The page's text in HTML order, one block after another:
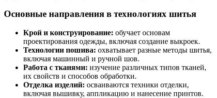
Основные направления в технологиях шитья
Крой и конструирование: обучает основам
проектирования одежды, включая создание выкроек.
Технологии пошива: охватывает разные методы шитья,
включая машинный и ручной шов.
Работа с тканями: изучение различных типов тканей,
их свойств и способов обработки.
Отделка изделий: осваиваются техники отделки,
включая вышивку, аппликацию и нанесение принтов.